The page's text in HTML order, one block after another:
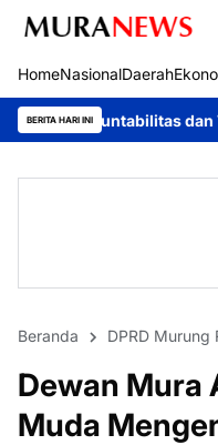
HomeNasionalDaerah
BERITA HARI INI
dan Transparansi:
Beranda DPRD Murung
Dewan Mura
Muda